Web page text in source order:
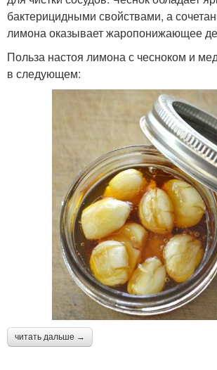
бактерицидными свойствами, а
лимона оказывает жаропонижающее
Польза настоя лимона с чесноком и
в следующем:
читать дальше →